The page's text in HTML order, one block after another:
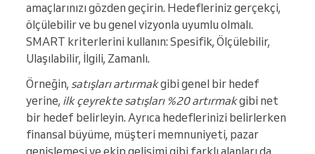
amaçlarınızı gözden geçirin. Hedefleriniz gerçekçi,
ölçülebilir ve bu genel vizyonla uyumlu olmalı.
SMART kriterlerini kullanın: Spesifik, Ölçülebilir,
Ulaşılabilir, İlgili, Zamanlı.
Örneğin, satışları artırmakgibi genel bir hedef
yerine, ilk çeyrekte satışları %20 artırmakgibi net
bir hedef belirleyin. Ayrıca hedeflerinizi belirlerken
finansal büyüme, müşteri memnuniyeti, pazar